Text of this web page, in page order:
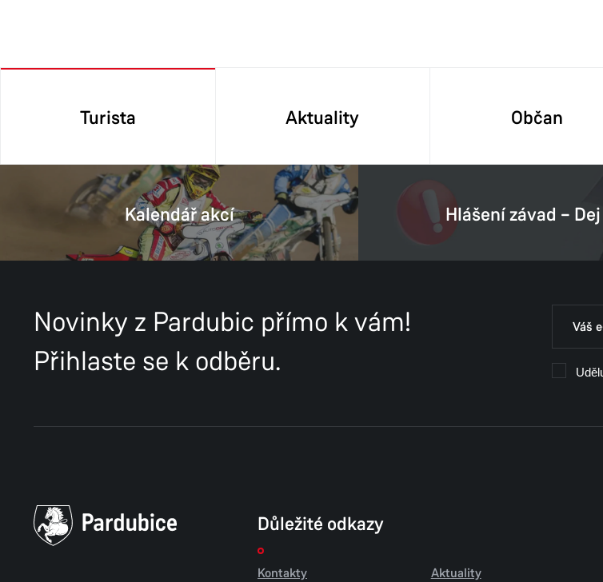
Turista Aktuality Občan
Kalendář akcí Hlášení závad –
Novinky z Pardubic přímo k vám!
Přihlaste se k odběru.
Důležité odkazy
Kontakty
Aktuality